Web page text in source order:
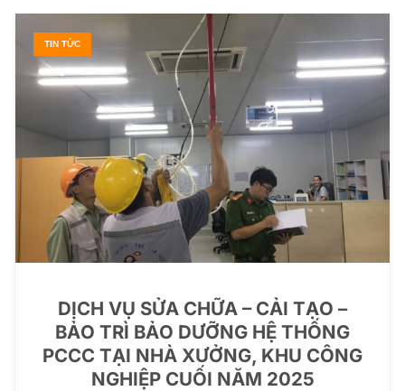
TIN TỨC
DỊCH VỤ SỬA CHỮA – CẢI TẠO –
BẢO TRÌ BẢO DƯỠNG HỆ THỐNG
PCCC TẠI NHÀ XƯỞNG, KHU CÔNG
NGHIỆP CUỐI NĂM 2025